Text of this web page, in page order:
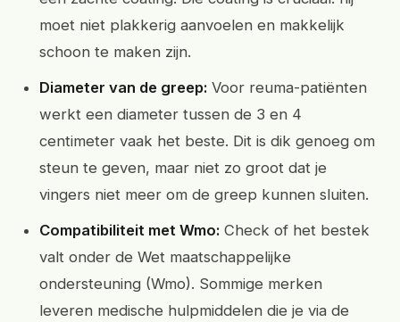
moet niet plakkerig aanvoelen en makkelijk
schoon te maken zijn.
Diameter van de greep: Voor reuma-patiënten
werkt een diameter tussen de 3 en 4
centimeter vaak het beste. Dit is dik genoeg om
steun te geven, maar niet zo groot dat je
vingers niet meer om de greep kunnen sluiten.
Compatibiliteit met Wmo: Check of het bestek
valt onder de Wet maatschappelijke
ondersteuning (Wmo). Sommige merken
leveren medische hulpmiddelen die je via de